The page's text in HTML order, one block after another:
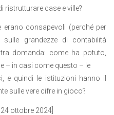
ristrutturare case e ville?
consapevoli (perché per
grandezze di contabilità
domanda: come ha potuto,
– in casi come questo – le
e quindi le istituzioni hanno il
sulle vere cifre in gioco?
ottobre 2024]